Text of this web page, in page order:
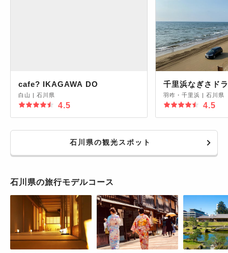
cafe? IKAGAWA DO
白山 | 石川県
4.5
千里浜なぎさド
羽咋・千里浜 | 石川県
4.5
石川県の観光スポット
石川県の旅行モデルコース